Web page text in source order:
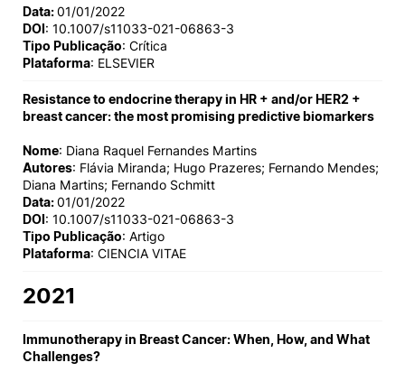
Data:01/01/2022
DOI: 10.1007/s11033-021-06863-3
Tipo Publicação: Crítica
Plataforma: ELSEVIER
Resistance to endocrine therapy in HR + and/or HER2 +
breast cancer: the most promising predictive biomarkers
Nome: Diana Raquel Fernandes Martins
Autores: Flávia Miranda; Hugo Prazeres; Fernando Mendes;
Diana Martins; Fernando Schmitt
Data:01/01/2022
DOI: 10.1007/s11033-021-06863-3
Tipo Publicação: Artigo
Plataforma: CIENCIA VITAE
2021
Immunotherapy in Breast Cancer: When, How, and What
Challenges?